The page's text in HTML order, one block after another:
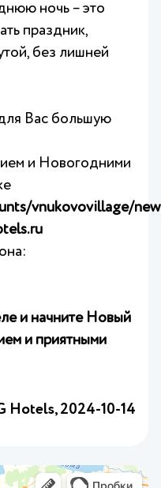
ночь – это
праздник,
без лишней
Вас большую
и Новогодними
vnukovovillage/
и начните Новый
и приятными
Hotels, 2024-10-14